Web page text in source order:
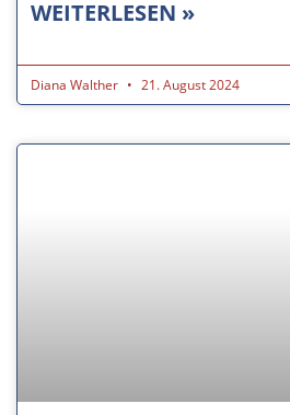
WEITERLESEN »
Diana Walther 21. August 2024